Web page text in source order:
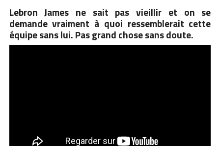
Lebron James ne sait pas vieillir et on se
demande vraiment à quoi ressemblerait cette
équipe sans lui. Pas grand chose sans doute.